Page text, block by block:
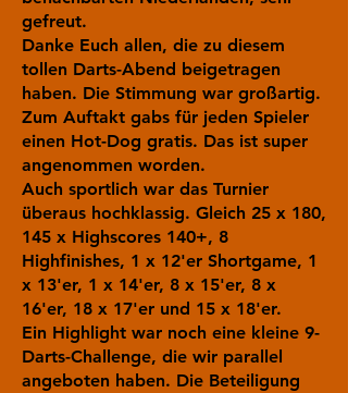
gefreut.
Danke Euch allen, die zu diesem
tollen Darts-Abend beigetragen
haben. Die Stimmung war großartig.
Zum Auftakt gabs für jeden Spieler
einen Hot-Dog gratis. Das ist super
angenommen worden.
Auch sportlich war das Turnier
überaus hochklassig. Gleich 25 x 180,
145 x Highscores 140+, 8
Highfinishes, 1 x 12'er Shortgame, 1
x 13'er, 1 x 14'er, 8 x 15'er, 8 x
16'er, 18 x 17'er und 15 x 18'er.
Ein Highlight war noch eine kleine 9-
Darts-Challenge, die wir parallel
angeboten haben. Die Beteiligung